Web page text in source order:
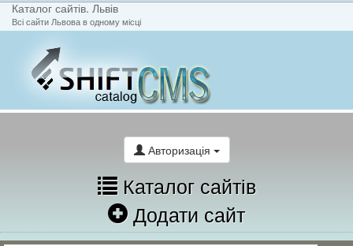
Каталог сайтів. Львів
Всі сайти Львова в одному місці
Авторизація
Каталог сайтів
Додати сайт